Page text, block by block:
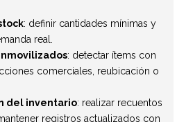
: definir cantidades mínimas y
real.
: detectar ítems con
comerciales, reubicación o
del inventario: realizar recuentos
registros actualizados con